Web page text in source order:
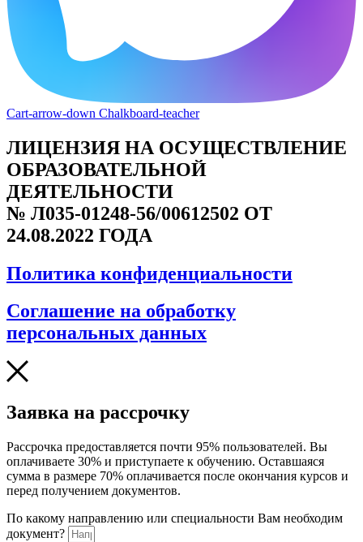
Cart-arrow-down Chalkboard-teacher
ЛИЦЕНЗИЯ НА ОСУЩЕСТВЛЕНИЕ
ОБРАЗОВАТЕЛЬНОЙ
ДЕЯТЕЛЬНОСТИ
№ Л035-01248-56/00612502 ОТ
24.08.2022 ГОДА
Политика конфиденциальности
Соглашение на обработку
персональных данных
Заявка на рассрочку
Рассрочка предоставляется почти 95% пользователей. Вы
оплачиваете 30% и приступаете к обучению. Оставшаяся
сумма в размере 70% оплачивается после окончания курсов и
перед получением документов.
По какому направлению или специальности Вам необходим
документ?